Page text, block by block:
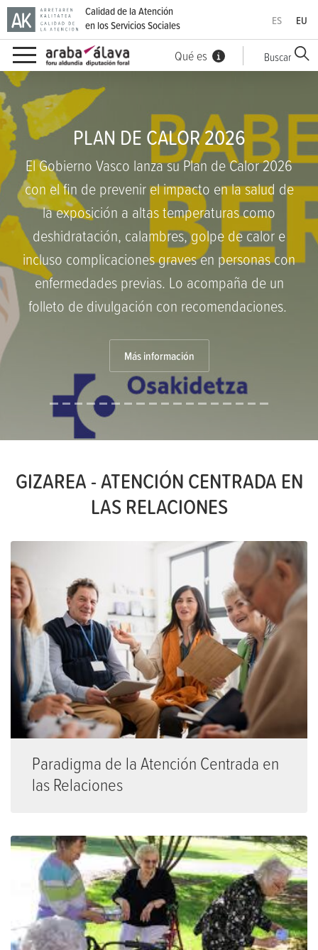
Ir directamente al contenido
Calidad de la Atención
en los Servicios Sociales
Qué es Buscar
ES EU
Calidad de la Atención en los Servicios Sociales
PLAN DE CALOR 2026
El Gobierno Vasco lanza su Plan de Calor 2026
con el fin de prevenir el impacto en la salud de
la exposición a altas temperaturas como
deshidratación, calambres, golpe de calor e
incluso complicaciones graves en personas con
enfermedades previas. Lo acompaña de un
folleto de divulgación con recomendaciones.
Más información
GIZAREA - ATENCIÓN CENTRADA EN
LAS RELACIONES
Paradigma de la Atención Centrada en
las Relaciones